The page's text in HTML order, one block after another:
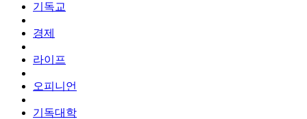
기독교
경제
라이프
오피니언
기독대학